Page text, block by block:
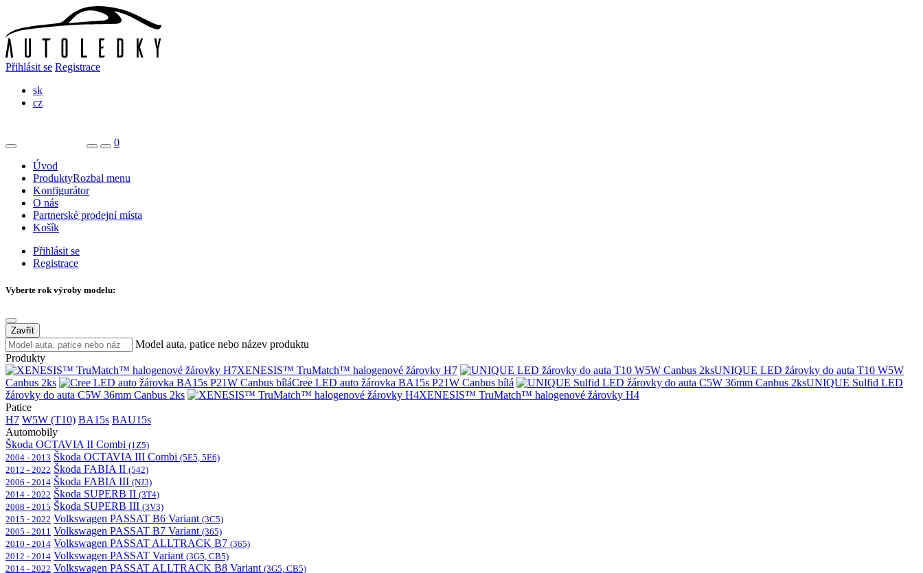
Přihlásit se Registrace
sk
cz
0
Úvod
ProduktyRozbal menu
Konfigurátor
O nás
Partnerské prodejní místa
Košík
Přihlásit se
Registrace
Vyberte rok výroby modelu:
Zavřít
Model auta, patice nebo název produktu
Produkty
XENESIS™ TruMatch™ halogenové žárovky H7
UNIQUE LED žárovky do auta T10 W5W
Canbus 2ks
Cree LED auto žárovka BA15s P21W Canbus bílá
UNIQUE Sulfid LED
žárovky do auta C5W 36mm Canbus 2ks
XENESIS™ TruMatch™ halogenové žárovky H4
Patice
H7 W5W (T10) BA15s BAU15s
Automobily
Škoda OCTAVIA II Combi (1Z5)
2004 - 2013 Škoda OCTAVIA III Combi (5E5, 5E6)
2012 - 2022 Škoda FABIA II (542)
2006 - 2014 Škoda FABIA III (NJ3)
2014 - 2022 Škoda SUPERB II (3T4)
2008 - 2015 Škoda SUPERB III (3V3)
2015 - 2022 Volkswagen PASSAT B6 Variant (3C5)
2005 - 2011 Volkswagen PASSAT B7 Variant (365)
2010 - 2014 Volkswagen PASSAT ALLTRACK B7 (365)
2012 - 2014 Volkswagen PASSAT Variant (3G5, CB5)
2014 - 2022 Volkswagen PASSAT ALLTRACK B8 Variant (3G5, CB5)